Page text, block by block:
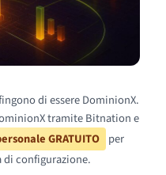
di essere DominionX.
tramite Bitnation e
GRATUITO per
configurazione.